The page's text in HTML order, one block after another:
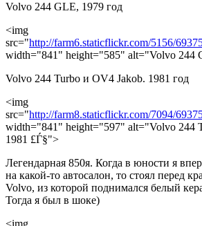
Volvo 244 GLE, 1979 год
<img
src="http://farm6.staticflickr.com/5156/
width="841" height="585" alt="Volvo 244
Volvo 244 Turbo и OV4 Jakob. 1981 год
<img
src="http://farm8.staticflickr.com/7094/
width="841" height="597" alt="Volvo 244
1981 £Ѓ§">
Легендарная 850я. Когда в юности я
на какой-то автосалон, то стоял перед
Volvo, из которой поднимался белый
Тогда я был в шоке)